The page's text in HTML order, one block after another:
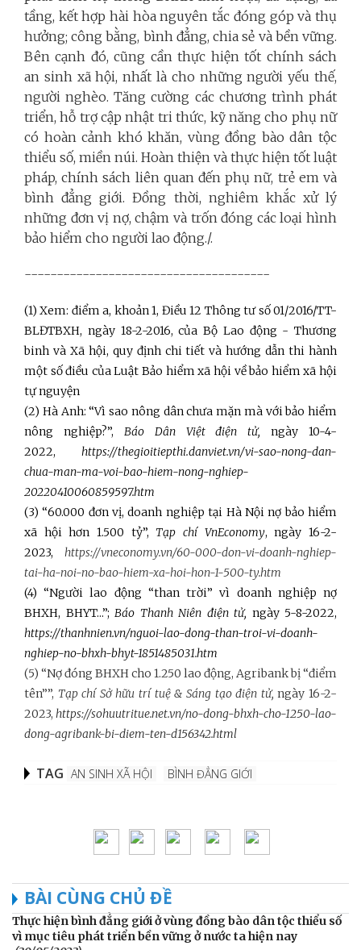
tầng, kết hợp hài hòa nguyên tắc đóng góp và thụ
hưởng; công bằng, bình đẳng, chia sẻ và bền vững.
Bên cạnh đó, cũng cần thực hiện tốt chính sách
an sinh xã hội, nhất là cho những người yếu thế,
người nghèo. Tăng cường các chương trình phát
triển, hỗ trợ cập nhật tri thức, kỹ năng cho phụ nữ
có hoàn cảnh khó khăn, vùng đồng bào dân tộc
thiểu số, miền núi. Hoàn thiện và thực hiện tốt luật
pháp, chính sách liên quan đến phụ nữ, trẻ em và
bình đẳng giới. Đồng thời, nghiêm khắc xử lý
những đơn vị nợ, chậm và trốn đóng các loại hình
bảo hiểm cho người lao động./.
--------------------------------------
(1) Xem: điểm a, khoản 1, Điều 12 Thông tư số 01/2016/TT-
BLĐTBXH, ngày 18-2-2016, của Bộ Lao động - Thương
binh và Xã hội, quy định chi tiết và hướng dẫn thi hành
một số điều của Luật Bảo hiểm xã hội về bảo hiểm xã hội
tự nguyện
(2) Hà Anh: “Vì sao nông dân chưa mặn mà với bảo hiểm
nông nghiệp?”, Báo Dân Việt điện tử,ngày 10-4-
2022, https://thegioitiepthi.danviet.vn/vi-sao-nong-dan-
chua-man-ma-voi-bao-hiem-nong-nghiep-
20220410060859597.htm
(3) “60.000 đơn vị, doanh nghiệp tại Hà Nội nợ bảo hiểm
xã hội hơn 1.500 tỷ”,Tạp chí VnEconomy, ngày 16-2-
2023, https://vneconomy.vn/60-000-don-vi-doanh-nghiep-
tai-ha-noi-no-bao-hiem-xa-hoi-hon-1-500-ty.htm
(4) “Người lao động “than trời” vì doanh nghiệp nợ
BHXH, BHYT...”; Báo Thanh Niên điện tử, ngày 5-8-2022,
https://thanhnien.vn/nguoi-lao-dong-than-troi-vi-doanh-
nghiep-no-bhxh-bhyt-1851485031.htm
(5) “Nợ đóng BHXH cho 1.250 lao động, Agribank bị “điểm
tên””, Tạp chí Sở hữu trí tuệ & Sáng tạo điện tử, ngày 16-2-
2023, https://sohuutritue.net.vn/no-dong-bhxh-cho-1250-lao-
dong-agribank-bi-diem-ten-d156342.html
TAG AN SINH XÃ HỘI BÌNH ĐẲNG GIỚI
BÀI CÙNG CHỦ ĐỀ
Thực hiện bình đẳng giới ở vùng đồng bào dân tộc thiểu số
vì mục tiêu phát triển bền vững ở nước ta hiện nay